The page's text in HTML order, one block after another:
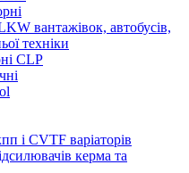
вантажівок, автобусів,
техніки
CLP
і CVTF варіаторів
керма та